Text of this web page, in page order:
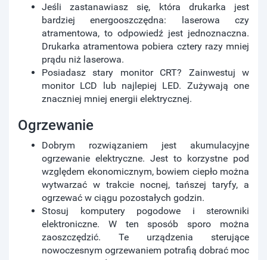
Jeśli zastanawiasz się, która drukarka jest
bardziej energooszczędna: laserowa czy
atramentowa, to odpowiedź jest jednoznaczna.
Drukarka atramentowa pobiera cztery razy mniej
prądu niż laserowa.
Posiadasz stary monitor CRT? Zainwestuj w
monitor LCD lub najlepiej LED. Zużywają one
znaczniej mniej energii elektrycznej.
Ogrzewanie
Dobrym rozwiązaniem jest akumulacyjne
ogrzewanie elektryczne. Jest to korzystne pod
względem ekonomicznym, bowiem ciepło można
wytwarzać w trakcie nocnej, tańszej taryfy, a
ogrzewać w ciągu pozostałych godzin.
Stosuj komputery pogodowe i sterowniki
elektroniczne. W ten sposób sporo można
zaoszczędzić. Te urządzenia sterujące
nowoczesnym ogrzewaniem potrafią dobrać moc